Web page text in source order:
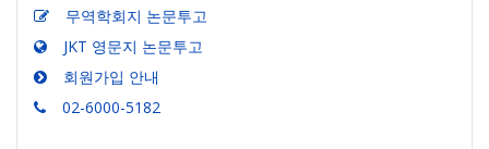
무역학회지 논문투고
JKT 영문지 논문투고
회원가입 안내
02-6000-5182